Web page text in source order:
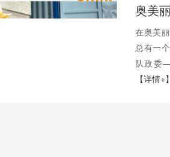
奥美
在奥美
总有一
队政委
【详情+】